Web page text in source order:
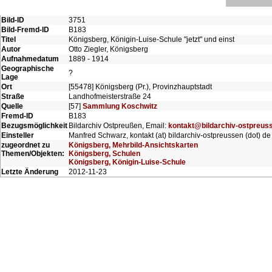
Bild-ID
3751
Bild-Fremd-ID
B183
Titel
Königsberg, Königin-Luise-Schule "jetzt" und einst
Autor
Otto Ziegler, Königsberg
Aufnahmedatum
1889 - 1914
Geographische
Lage
?
Ort
[55478] Königsberg (Pr.), Provinzhauptstadt
Straße
Landhofmeisterstraße 24
Quelle
[57] Sammlung Koschwitz
Fremd-ID
B183
Bezugsmöglichkeit Bildarchiv Ostpreußen, Email: kontakt@bildarchiv-
Einsteller
Manfred Schwarz, kontakt (at) bildarchiv-ostpreussen (dot) de
zugeordnet zu
Themen/Objekten:
Königsberg, Mehrbild-Ansichtskarten
Königsberg, Schulen
Königsberg, Königin-Luise-Schule
Letzte Änderung
2012-11-23